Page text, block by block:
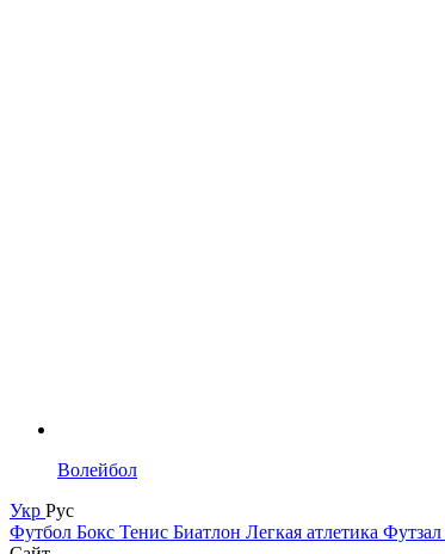
Волейбол
Укр Рус
Футбол Бокс Тенис Биатлон Легкая атлетика Футзал